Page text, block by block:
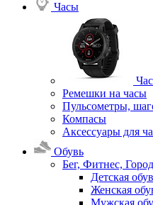
Часы
Ремешки на часы
Пульсометры,
Компасы
Аксессуары для
Обувь
Бег, Фитнес, Город
Детская
Женская